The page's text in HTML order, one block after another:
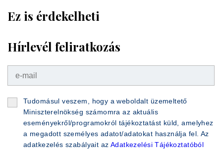
Ez is érdekelheti
Hírlevél feliratkozás
Tudomásul veszem, hogy a weboldalt üzemeltető
Miniszterelnökség számomra az aktuális
eseményekről/programokról tájékoztatást küld, amelyhez
a megadott személyes adatot/adatokat használja fel. Az
adatkezelés szabályait az Adatkezelési Tájékoztatóból